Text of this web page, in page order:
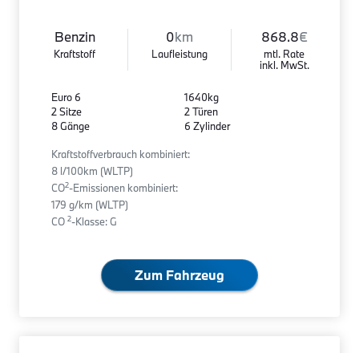
Benzin
Kraftstoff
0km
Laufleistung
868.8€
mtl. Rate
inkl. MwSt.
Euro 6
2 Sitze
8 Gänge
1640kg
2 Türen
6 Zylinder
Kraftstoffverbrauch kombiniert:
8 l/100km (WLTP)
CO2-Emissionen kombiniert:
179 g/km (WLTP)
CO 2-Klasse: G
Zum Fahrzeug